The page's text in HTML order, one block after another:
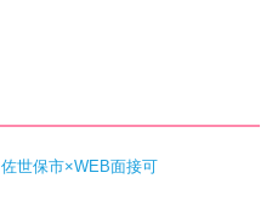
佐世保市×WEB面接可